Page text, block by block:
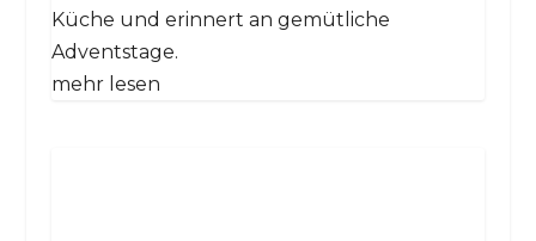
Küche und erinnert an gemütliche
Adventstage.
mehr lesen